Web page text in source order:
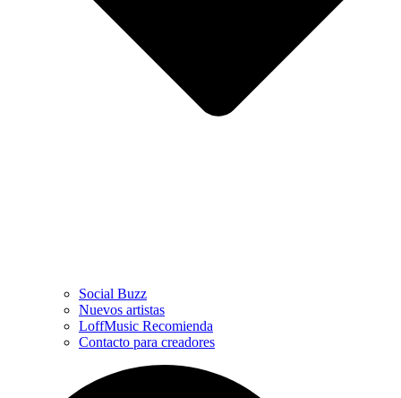
Social Buzz
Nuevos artistas
LoffMusic Recomienda
Contacto para creadores